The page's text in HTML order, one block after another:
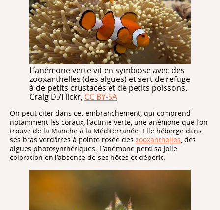
L’anémone verte vit en symbiose avec des
zooxanthelles (des algues) et sert de refuge
à de petits crustacés et de petits poissons.
Craig D./Flickr, CC BY-SA
On peut citer dans cet embranchement, qui comprend
notamment les coraux, l’actinie verte, une anémone que l’on
trouve de la Manche à la Méditerranée. Elle héberge dans
ses bras verdâtres à pointe rosée des zooxanthelles, des
algues photosynthétiques. L’anémone perd sa jolie
coloration en l’absence de ses hôtes et dépérit.